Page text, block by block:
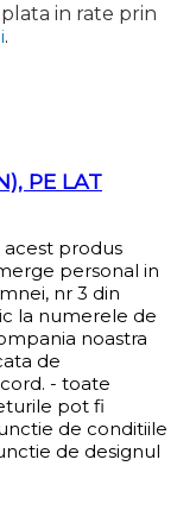
in rate prin
.
PE LAT
acest produs
personal in
nr 3 din
la numerele de
noastra
de
- toate
pot fi
de conditiile
de designul